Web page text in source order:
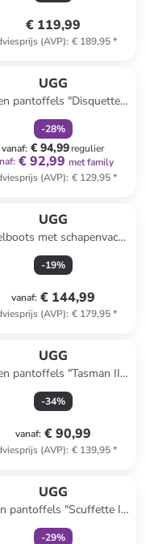
€ 119,99
(AVP): € 189,95*
UGG
pantoffels "Disquette"
beige
-28%
vanaf: € 94,99regulier
: € 92,99 met family
(AVP): € 129,95*
UGG
met schapenvacht
"Venture Daze" crème
-19%
vanaf: € 144,99
(AVP): € 179,95*
UGG
pantoffels "Tasman II"
bruin
-34%
vanaf: € 90,99
(AVP): € 139,95*
UGG
pantoffels "Scuffette II"
zwart
-29%